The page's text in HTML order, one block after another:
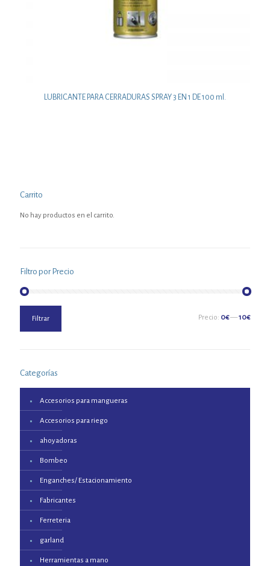
LUBRICANTE PARA CERRADURAS SPRAY 3 EN 1 DE 100 ml.
Carrito
No hay productos en el carrito.
Filtro por Precio
mínimo
máximo
Filtrar Precio: 0€—10€
Categorías
Accesorios para mangueras
Accesorios para riego
ahoyadoras
Bombeo
Enganches/ Estacionamiento
Fabricantes
Ferreteria
garland
Herramientas a mano